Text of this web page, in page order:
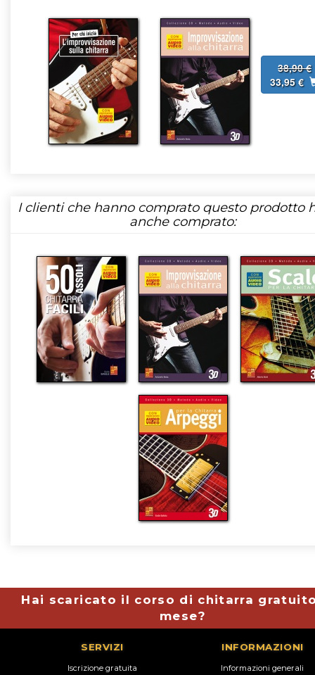
38,90 €
33,95 €
I clienti che hanno comprato questo prodotto
anche comprato:
Hai scaricato il corso di chitarra
mese?
SERVIZI
Iscrizione gratuita
INFORMAZIONI
Informazioni generali